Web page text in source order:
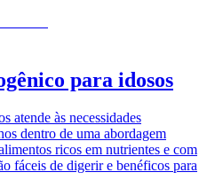
para idosos
atende às necessidades
dentro de uma abordagem
ricos em nutrientes e com
fáceis de digerir e benéficos para